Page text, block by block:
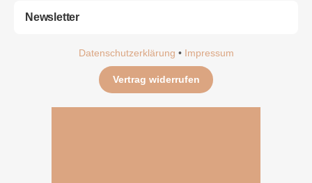
Newsletter
Datenschutzerklärung • Impressum
Vertrag widerrufen